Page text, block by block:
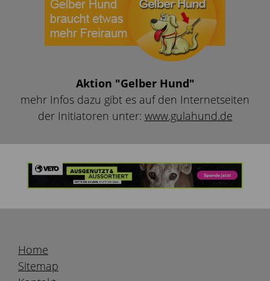
Aktion "Gelber Hund"
mehr Infos dazu gibt es auf den Internetseiten
der Initiatoren unter: www.gulahund.de
Home
Sitemap